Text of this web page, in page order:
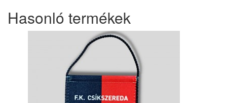
Hasonló termékek